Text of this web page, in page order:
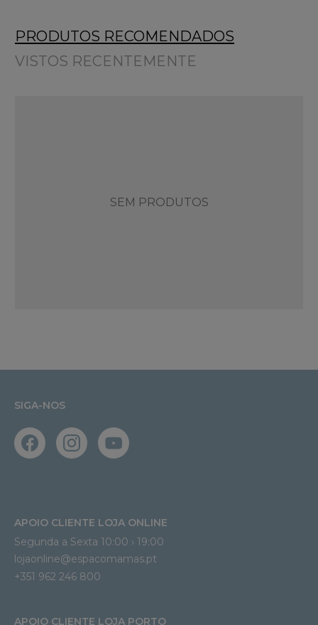
PRODUTOS RECOMENDADOS
VISTOS RECENTEMENTE
SEM PRODUTOS
SIGA-NOS
APOIO CLIENTE LOJA ONLINE
Segunda a Sexta 10:00 › 19:00
lojaonline@espacomamas.pt
+351 962 246 800
APOIO CLIENTE LOJA PORTO